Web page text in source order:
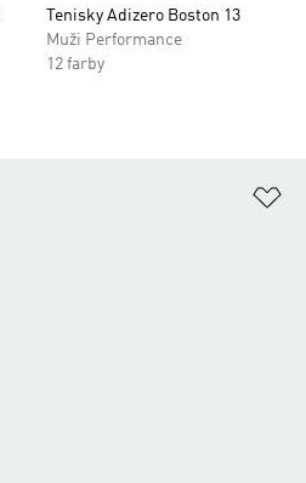
Tenisky Adizero Boston 13
Muži Performance
12 farby